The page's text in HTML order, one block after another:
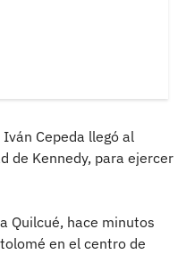
Cepeda llegó al
de Kennedy, para ejercer
Quilcué, hace minutos
en el centro de